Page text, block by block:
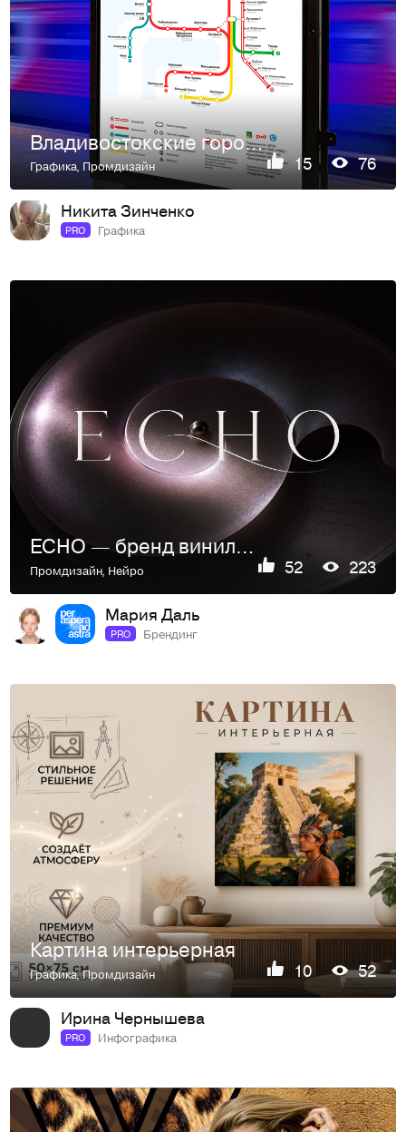
Владивостокские городские линии | Схема маршрутов и айдентика
Графика,Промдизайн 15 76
Никита Зинченко
PRO Графика
ECHO — бренд виниловых пластинок
Промдизайн, Нейро 52 223
Мария Даль
PRO Брендинг
Картина интерьерная
Графика,Промдизайн 10 52
Ирина Чернышева
PRO Инфографика